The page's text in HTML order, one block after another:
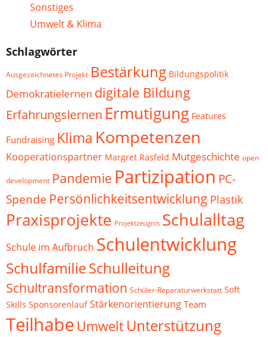
Sonstiges
Umwelt & Klima
Schlagwörter
Ausgezeichnetes Projekt Bestärkung Bildungspolitik
Demokratielernen digitale Bildung
Erfahrungslernen Ermutigung Features
Fundraising Klima Kompetenzen
Kooperationspartner Margret Rasfeld Mutgeschichte open
development Pandemie Partizipation PC-
Spende Persönlichkeitsentwicklung Plastik
Praxisprojekte Projektzeugnis Schulalltag
Schule im Aufbruch Schulentwicklung
SchulfamilieSchulleitung
Schultransformation Schüler-Reparaturwerkstatt Soft
Skills Sponsorenlauf Stärkenorientierung Team
Teilhabe Umwelt Unterstützung